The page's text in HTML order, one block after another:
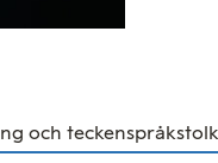
och